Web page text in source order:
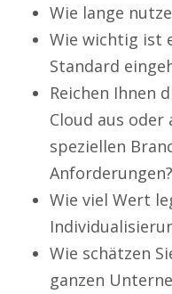
Wie lange
Wie wichtig ist
Standard
Reichen Ihnen
Cloud aus
speziellen
Anforderungen?
Wie viel Wert
Wie schätzen
ganzen